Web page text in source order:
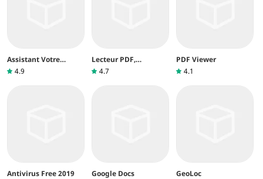
Assistant Votre
téléphone
4.9
Lecteur PDF,
Visionneuse PDF
4.7
PDF Viewer
4.1
Antivirus Free 2019
Google Docs
GeoLoc